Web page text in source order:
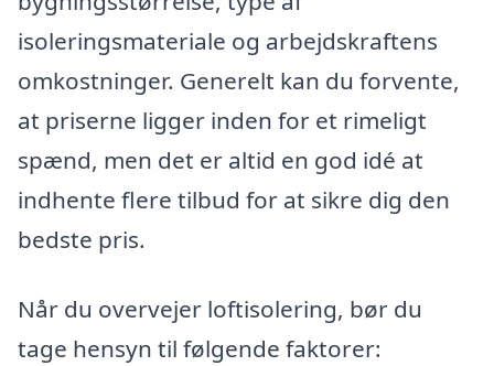
isoleringsmateriale og arbejdskraftens
omkostninger. Generelt kan du forvente,
at priserne ligger inden for et rimeligt
spænd, men det er altid en god idé at
indhente flere tilbud for at sikre dig den
bedste pris.
Når du overvejer loftisolering, bør du
tage hensyn til følgende faktorer: